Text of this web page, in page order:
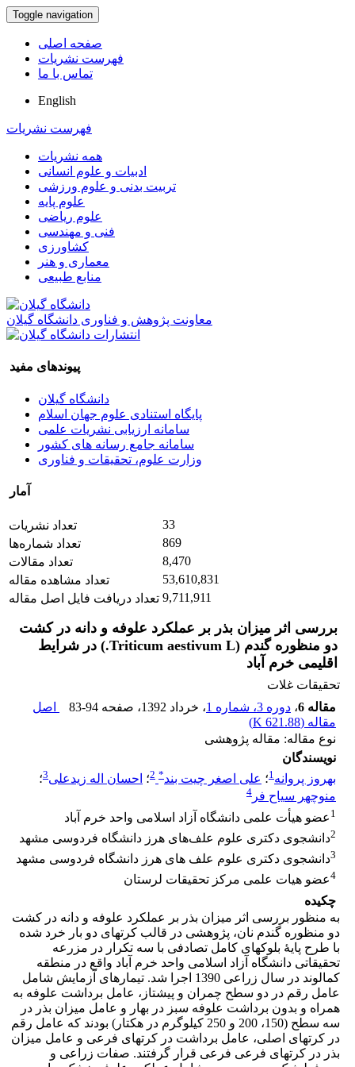
Toggle navigation
صفحه اصلی
فهرست نشریات
تماس با ما
English
فهرست نشریات
همه نشریات
ادبیات و علوم انسانی
تربیت بدنی و علوم ورزشی
علوم پایه
علوم ریاضی
فنی و مهندسی
کشاورزی
معماری و هنر
منابع طبیعی
معاونت پژوهش و فناوری دانشگاه گیلان
پیوندهای مفید
دانشگاه گیلان
پایگاه استنادی علوم جهان اسلام
سامانه ارزیابی نشریات علمی
سامانه جامع رسانه های کشور
وزارت علوم، تحقیقات و فناوری
آمار
تعداد نشریات
33
تعداد شماره‌ها
869
تعداد مقالات
8,470
تعداد مشاهده مقاله
53,610,831
تعداد دریافت فایل اصل مقاله 9,711,911
بررسی اثر میزان بذر بر عملکرد علوفه و دانه در کشت
دو منظوره گندم (Triticum aestivum L.) در شرایط
اقلیمی خرم آباد
تحقیقات غلات
مقاله 6
، دوره 3، شماره 1 ، خرداد 1392 ، صفحه 83-94
اصل
مقاله (621.88 K
)
نوع مقاله: مقاله پژوهشی
نویسندگان
بهروز پروانه1؛ علی اصغر چیت بند*
2؛ احسان اله زیدعلی3؛
منوچهر سیاح فر 4
1 عضو هیأت علمی دانشگاه آزاد اسلامی واحد خرم آباد
2دانشجوی دکتری علوم علف‌های هرز دانشگاه فردوسی مشهد
3دانشجوی دکتری علوم علف های هرز دانشگاه فردوسی مشهد
4عضو هیات علمی مرکز تحقیقات لرستان
چکیده
به منظور بررسی اثر میزان بذر بر عملکرد علوفه و دانه در کشت
دو منظوره گندم نان، پژوهشی در قالب کرت­های دو بار خرد شده
با طرح پایۀ بلوک­های کامل تصادفی با سه تکرار در مزرعه
تحقیقاتی دانشگاه آزاد اسلامی واحد خرم آباد واقع در منطقه
کمالوند در سال زراعی 1390 اجرا شد. تیمارهای آزمایش شامل
عامل رقم در دو سطح چمران و پیشتاز، عامل برداشت علوفه به
همراه و بدون برداشت علوفه سبز در بهار و عامل میزان بذر در
سه سطح (150، 200 و 250 کیلوگرم در هکتار) بودند که عامل رقم
در کرت­های اصلی، عامل برداشت در کرت­های فرعی و عامل میزان
بذر در کرت­های فرعی فرعی قرار گرفتند. صفات زراعی و